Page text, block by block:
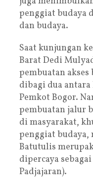
penggiat budaya
dan budaya.
Saat kunjungan
Barat Dedi
pembuatan
dibagi dua antara
Pemkot Bogor.
pembuatan jalur
di masyarakat,
penggiat
Batutulis
dipercaya
Padjajaran).